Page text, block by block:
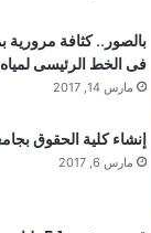
بالصور.. كثافة
فى الخط الرئيسى
مارس 14, 2017
إنشاء كلية الحقوق
مارس 6, 2017